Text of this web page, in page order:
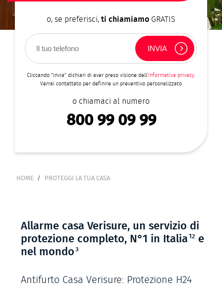
o, se preferisci, ti chiamiamo GRATIS
Cliccando "invia" dichiari di aver preso visione dell’informativa privacy.
Verrai contattato per definire un preventivo personalizzato
o chiamaci al numero
800 99 09 99
BRICIOLE
HOME PROTEGGI LA TUA CASA
Allarme casa Verisure, un servizio di
protezione completo, N°1 in Italia 12 e
nel mondo 3
Antifurto Casa Verisure: Protezione H24